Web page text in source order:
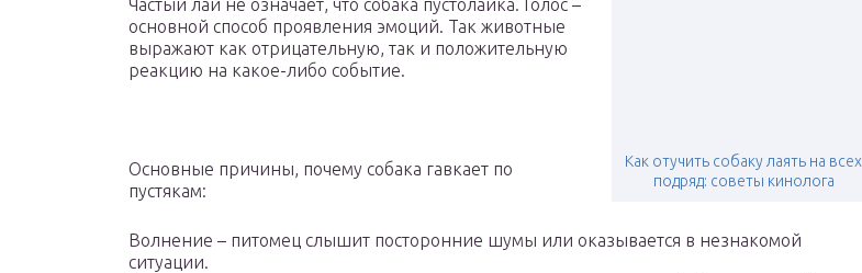
Как отучить собаку лаять на всех
подряд: советы кинолога
Частый лай не означает, что собака пустолайка. Голос –
основной способ проявления эмоций. Так животные
выражают как отрицательную, так и положительную
реакцию на какое-либо событие.
Основные причины, почему собака гавкает по
пустякам:
Волнение – питомец слышит посторонние шумы или оказывается в незнакомой
ситуации.